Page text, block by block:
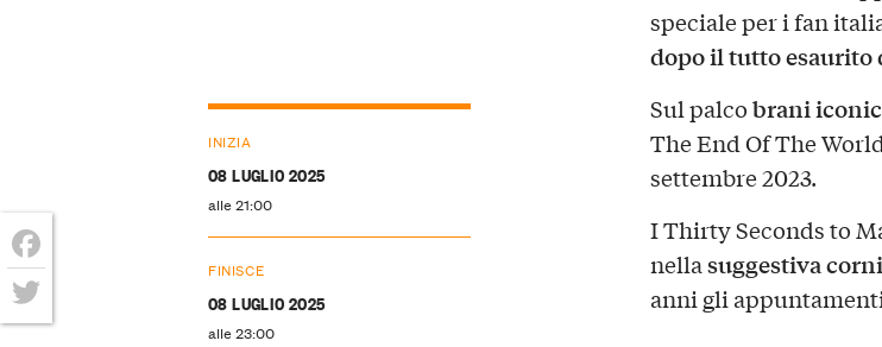
speciale per i fan
dopo il tutto
Sul palcobrani
The End Of The
settembre 2023.
I Thirty Seconds to
nellasuggestiva
anni gli
INIZIA
08 LUGLIO 2025
alle 21:00
FINISCE
08 LUGLIO 2025
alle 23:00
Facebook
Twitter